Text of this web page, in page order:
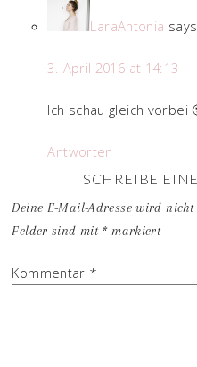
LaraAntonia says
3. April 2016 at 14:13
Ich schau gleich vorbei
Antworten
SCHREIBE
Deine E-Mail-Adresse wird
Felder sind mit *markiert
Kommentar *